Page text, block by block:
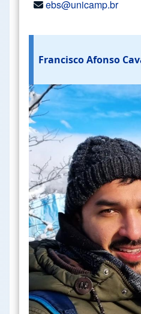
ebs@unicamp.br
Francisco Afonso